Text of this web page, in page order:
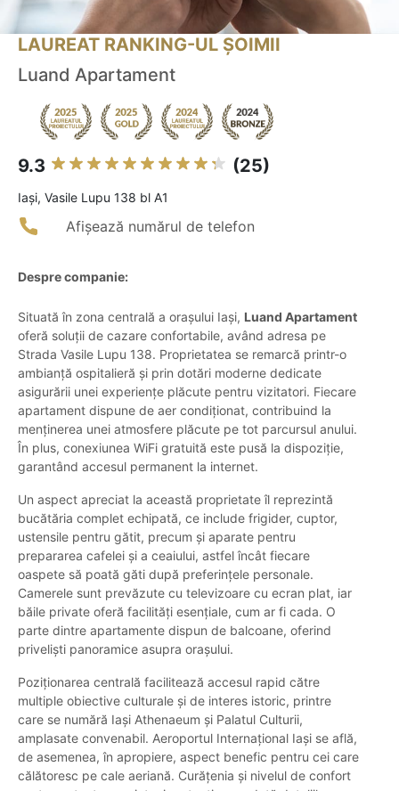
LAUREAT RANKING-UL ȘOIMII
Luand Apartament
9.3 (25)
Iaşi, Vasile Lupu 138 bl A1
Afișează numărul de telefon
Despre companie:
Situată în zona centrală a orașului Iași, Luand Apartament
oferă soluții de cazare confortabile, având adresa pe
Strada Vasile Lupu 138. Proprietatea se remarcă printr-o
ambianță ospitalieră și prin dotări moderne dedicate
asigurării unei experiențe plăcute pentru vizitatori. Fiecare
apartament dispune de aer condiționat, contribuind la
menținerea unei atmosfere plăcute pe tot parcursul anului.
În plus, conexiunea WiFi gratuită este pusă la dispoziție,
garantând accesul permanent la internet.
Un aspect apreciat la această proprietate îl reprezintă
bucătăria complet echipată, ce include frigider, cuptor,
ustensile pentru gătit, precum și aparate pentru
prepararea cafelei și a ceaiului, astfel încât fiecare
oaspete să poată găti după preferințele personale.
Camerele sunt prevăzute cu televizoare cu ecran plat, iar
băile private oferă facilități esențiale, cum ar fi cada. O
parte dintre apartamente dispun de balcoane, oferind
priveliști panoramice asupra orașului.
Poziționarea centrală facilitează accesul rapid către
multiple obiective culturale și de interes istoric, printre
care se numără Iași Athenaeum și Palatul Culturii,
amplasate convenabil. Aeroportul Internațional Iași se află,
de asemenea, în apropiere, aspect benefic pentru cei care
călătoresc pe cale aeriană. Curățenia și nivelul de confort